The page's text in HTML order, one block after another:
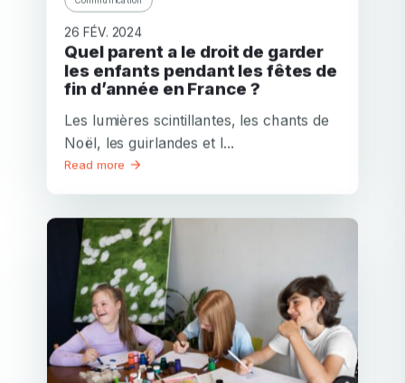
26 FÉV. 2024
Quel parent a le droit de garder
les enfants pendant les fêtes de
fin d’année en France ?
Les lumières scintillantes, les chants de
Noël, les guirlandes et l...
Read more